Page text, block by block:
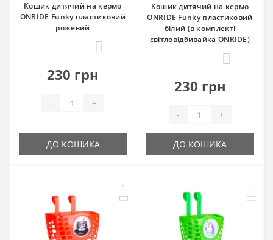
Кошик дитячий на кермо
ONRIDE Funky пластиковий
рожевий
230 грн
- +
ДО КОШИКА
Кошик дитячий на кермо
ONRIDE Funky пластиковий
білий (в комплекті
світловідбивайка ONRIDE)
230 грн
- +
ДО КОШИКА